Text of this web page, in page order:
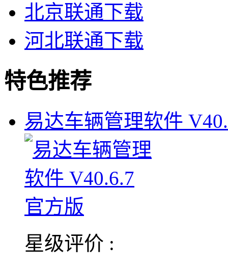
北京联通下载
河北联通下载
特色推荐
易达车辆管理软件
星级评价 :